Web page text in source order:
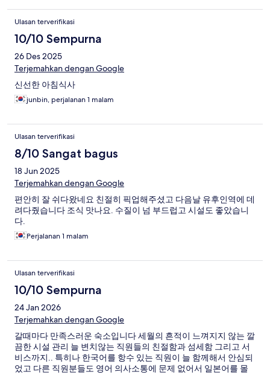
Ulasan terverifikasi
10/10 Sempurna
26 Des 2025
Terjemahkan dengan Google
신선한 아침식사
junbin, perjalanan 1 malam
Ulasan terverifikasi
8/10 Sangat bagus
18 Jun 2025
Terjemahkan dengan Google
편안히 잘 쉬다왔네요 친절히 픽업해주셨고 다음날 유후인역에 데
려다줬습니다 조식 맛나요. 수질이 넘 부드럽고 시설도 좋았습니
다.
Perjalanan 1 malam
Ulasan terverifikasi
10/10 Sempurna
24 Jan 2026
Terjemahkan dengan Google
갈때마다 만족스러운 숙소입니다 세월의 흔적이 느껴지지 않는 깔
끔한 시설 관리 늘 변치않는 직원들의 친절함과 섬세함 그리고 서
비스까지.. 특히나 한국어를 항수 있는 직원이 늘 함께해서 안심되
었고 다른 직원분들도 영어 의사소통에 문제 없어서 일본어를 몰